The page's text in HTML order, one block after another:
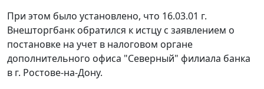
При этом было установлено, что 16.03.01 г.
Внешторгбанк обратился к истцу с заявлением о
постановке на учет в налоговом органе
дополнительного офиса "Северный" филиала банка
в г. Ростове-на-Дону.